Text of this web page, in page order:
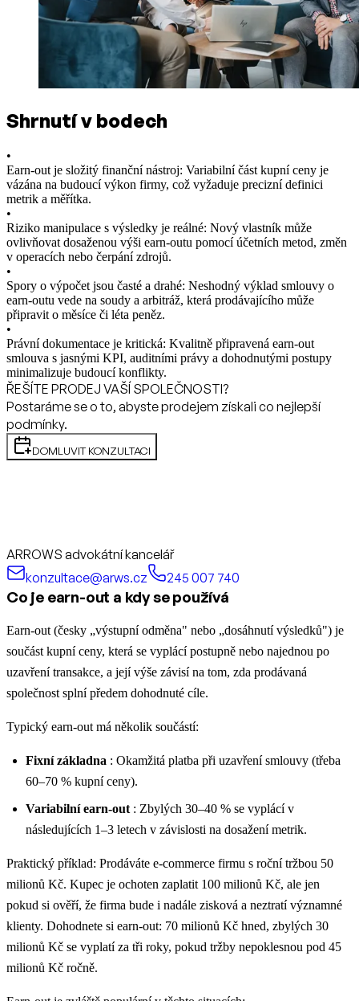
Shrnutí v bodech
•
Earn-out je složitý finanční nástroj: Variabilní část kupní ceny je
vázána na budoucí výkon firmy, což vyžaduje precizní definici
metrik a měřítka.
•
Riziko manipulace s výsledky je reálné: Nový vlastník může
ovlivňovat dosaženou výši earn-outu pomocí účetních metod, změn
v operacích nebo čerpání zdrojů.
•
Spory o výpočet jsou časté a drahé: Neshodný výklad smlouvy o
earn-outu vede na soudy a arbitráž, která prodávajícího může
připravit o měsíce či léta peněz.
•
Právní dokumentace je kritická: Kvalitně připravená earn-out
smlouva s jasnými KPI, auditními právy a dohodnutými postupy
minimalizuje budoucí konflikty.
ŘEŠÍTE PRODEJ VAŠÍ SPOLEČNOSTI?
Postaráme se o to, abyste prodejem získali co nejlepší
podmínky.
DOMLUVIT KONZULTACI
ARROWS advokátní kancelář
konzultace@arws.cz
245 007 740
Co je earn-out a kdy se používá
Earn-out (česky „výstupní odměna" nebo „dosáhnutí výsledků") je
součást kupní ceny, která se vyplácí postupně nebo najednou po
uzavření transakce, a její výše závisí na tom, zda prodávaná
společnost splní předem dohodnuté cíle.
Typický earn-out má několik součástí:
Fixní základna : Okamžitá platba při uzavření smlouvy (třeba
60–70 % kupní ceny).
Variabilní earn-out : Zbylých 30–40 % se vyplácí v
následujících 1–3 letech v závislosti na dosažení metrik.
Praktický příklad: Prodáváte e-commerce firmu s roční tržbou 50
milionů Kč. Kupec je ochoten zaplatit 100 milionů Kč, ale jen
pokud si ověří, že firma bude i nadále zisková a neztratí významné
klienty. Dohodnete si earn-out: 70 milionů Kč hned, zbylých 30
milionů Kč se vyplatí za tři roky, pokud tržby nepoklesnou pod 45
milionů Kč ročně.